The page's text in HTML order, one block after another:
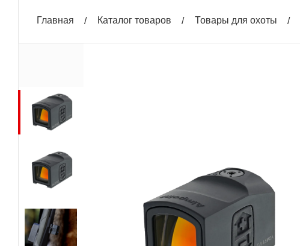
Главная Каталог товаров Товары для охоты